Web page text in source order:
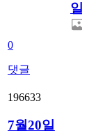
0
댓글
일
196633
7월20일